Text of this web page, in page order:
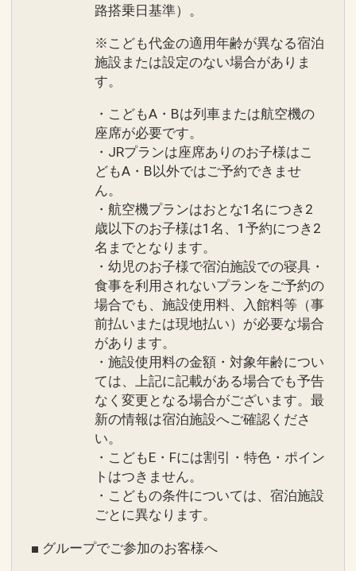
路搭乗日基準）。
※こども代金の適用年齢が異なる宿泊
施設または設定のない場合がありま
す。
・こどもA・Bは列車または航空機の
座席が必要です。
・JRプランは座席ありのお子様はこ
どもA・B以外ではご予約できませ
ん。
・航空機プランはおとな1名につき2
歳以下のお子様は1名、1予約につき2
名までとなります。
・幼児のお子様で宿泊施設での寝具・
食事を利用されないプランをご予約の
場合でも、施設使用料、入館料等（事
前払いまたは現地払い）が必要な場合
があります。
・施設使用料の金額・対象年齢につい
ては、上記に記載がある場合でも予告
なく変更となる場合がございます。最
新の情報は宿泊施設へご確認くださ
い。
・こどもE・Fには割引・特色・ポイン
トはつきません。
・こどもの条件については、宿泊施設
ごとに異なります。
■ グループでご参加のお客様へ